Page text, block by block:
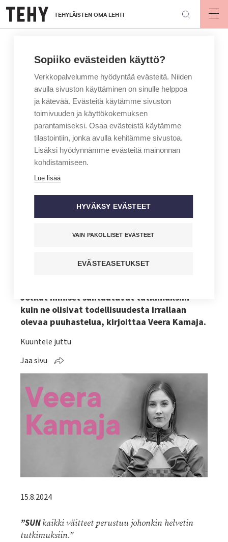
Hyppää
pääsisältöön
TEHYLÄISTEN OMA LEHTI
ARTIKKELIKATEGORIA
KOLUMNI KIRJOITTAJA
VEERA KAMAJA
ensihoitajan mukanaan –
olla sujut tutkitun tiedon
Jotkut ihmiset suhtautuvat tutkimuksiin
kuin ne olisivat todellisuudesta irrallaan
olevaa puuhastelua, kirjoittaa Veera Kamaja.
Kuuntele juttu
Jaa sivu
15.8.2024
”SUNkaikki väitteet perustuu johonkin helvetin
tutkimuksiin.”
Sopiiko evästeiden käyttö?
Verkkopalvelumme hyödyntää evästeitä. Niiden
avulla sivuston käyttäminen on sinulle helppoa
ja kätevää. Evästeitä käytämme sivuston
toimivuuden ja käyttökokemuksen
parantamiseksi. Osaa evästeistä käytämme
tilastointiin, jonka avulla kehitämme sivustoa.
Lisäksi hyödynnämme evästeitä mainonnan
kohdistamiseen.
Lue lisää
HYVÄKSY EVÄSTEET
VAIN PAKOLLISET EVÄSTEET
EVÄSTEASETUKSET